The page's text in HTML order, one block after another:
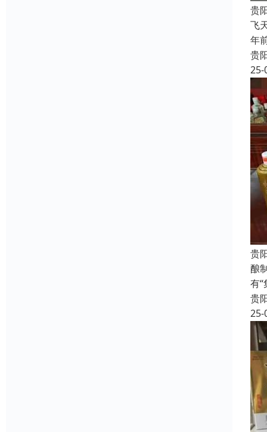
贵
飞
年
贵
25-
贵
酿
有
贵
25-